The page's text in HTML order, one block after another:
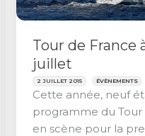
Tour de France
juillet
2 JUILLET 2015 ÉVÈNEMENTS
Cette année, neuf
programme du Tour
en scène pour la